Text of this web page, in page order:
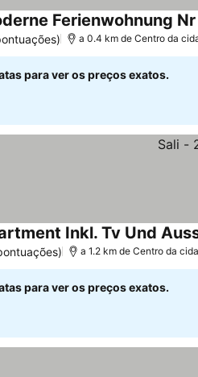
Ferienwohnung
a 0.4 km de Centro da
para ver os preços exatos.
Inkl. Tv Und
a 1.2 km de Centro da
para ver os preços exatos.